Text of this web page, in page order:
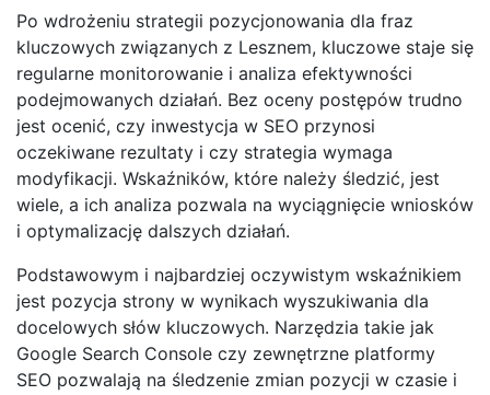
Po wdrożeniu strategii pozycjonowania dla fraz
kluczowych związanych z Lesznem, kluczowe staje się
regularne monitorowanie i analiza efektywności
podejmowanych działań. Bez oceny postępów trudno
jest ocenić, czy inwestycja w SEO przynosi
oczekiwane rezultaty i czy strategia wymaga
modyfikacji. Wskaźników, które należy śledzić, jest
wiele, a ich analiza pozwala na wyciągnięcie wniosków
i optymalizację dalszych działań.
Podstawowym i najbardziej oczywistym wskaźnikiem
jest pozycja strony w wynikach wyszukiwania dla
docelowych słów kluczowych. Narzędzia takie jak
Google Search Console czy zewnętrzne platformy
SEO pozwalają na śledzenie zmian pozycji w czasie i